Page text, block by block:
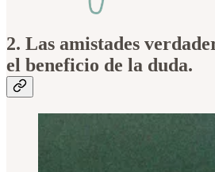
2. Las amistades
el beneficio de la duda.